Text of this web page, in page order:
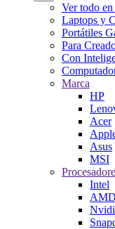
Ver todo
Laptops y
Portátiles
Para
Con
Marca
HP
Acer
Asus
MSI
Intel
AMD